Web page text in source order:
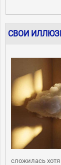
СВОИ
сложилась